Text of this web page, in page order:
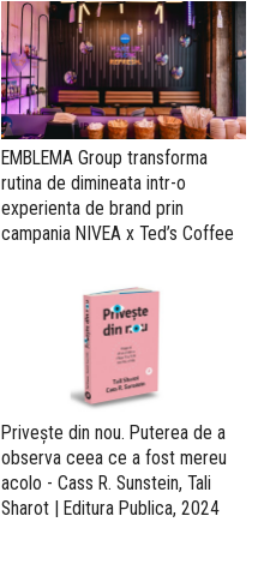
EMBLEMA Group transforma
rutina de dimineata intr-o
experienta de brand prin
campania NIVEA x Ted’s Coffee
Privește din nou. Puterea de a
observa ceea ce a fost mereu
acolo - Cass R. Sunstein, Tali
Sharot | Editura Publica, 2024